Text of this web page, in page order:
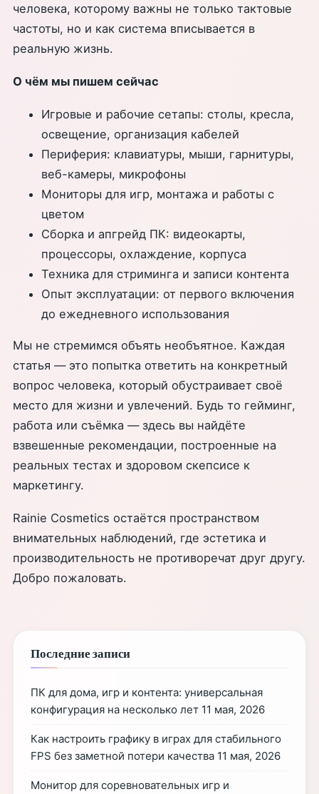
человека, которому важны не только тактовые
частоты, но и как система вписывается в
реальную жизнь.
О чём мы пишем сейчас
Игровые и рабочие сетапы: столы, кресла,
освещение, организация кабелей
Периферия: клавиатуры, мыши, гарнитуры,
веб-камеры, микрофоны
Мониторы для игр, монтажа и работы с
цветом
Сборка и апгрейд ПК: видеокарты,
процессоры, охлаждение, корпуса
Техника для стриминга и записи контента
Опыт эксплуатации: от первого включения
до ежедневного использования
Мы не стремимся объять необъятное. Каждая
статья — это попытка ответить на конкретный
вопрос человека, который обустраивает своё
место для жизни и увлечений. Будь то гейминг,
работа или съёмка — здесь вы найдёте
взвешенные рекомендации, построенные на
реальных тестах и здоровом скепсисе к
маркетингу.
Rainie Cosmetics остаётся пространством
внимательных наблюдений, где эстетика и
производительность не противоречат друг другу.
Добро пожаловать.
Последние записи
ПК для дома, игр и контента: универсальная
конфигурация на несколько лет 11 мая, 2026
Как настроить графику в играх для стабильного
FPS без заметной потери качества 11 мая, 2026
Монитор для соревновательных игр и